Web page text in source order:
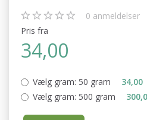
0 anmeldelser
Pris fra
34,00
Vælg gram: 50 gram
34,00
Vælg gram: 500 gram